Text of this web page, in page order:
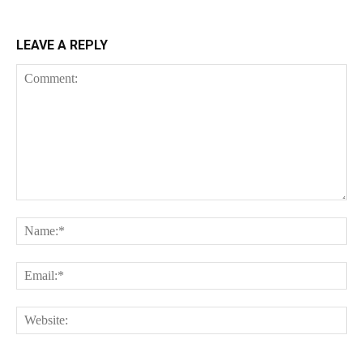
LEAVE A REPLY